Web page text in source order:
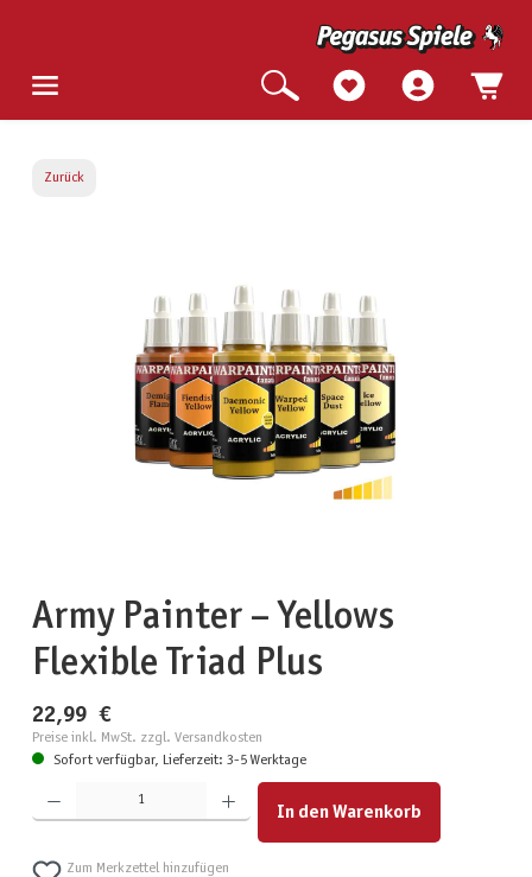
Zurück
Army Painter – Yellows
Flexible Triad Plus
22,99 €
Preise inkl. MwSt. zzgl. Versandkosten
Sofort verfügbar, Lieferzeit: 3-5 Werktage
Produkt Anzahl: Gib den gewünschten Wert ein oder benutze die Schaltflächen um die Anzahl zu
In den Warenkorb
Zum Merkzettel hinzufügen